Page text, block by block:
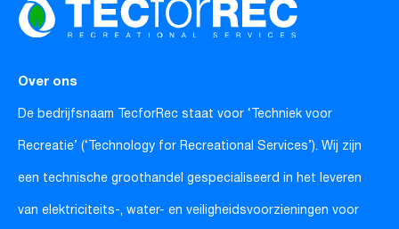
Over ons
De bedrijfsnaam TecforRec staat voor ‘Techniek voor
Recreatie’ (‘Technology for Recreational Services’). Wij zijn
een technische groothandel gespecialiseerd in het leveren
van elektriciteits-, water- en veiligheidsvoorzieningen voor